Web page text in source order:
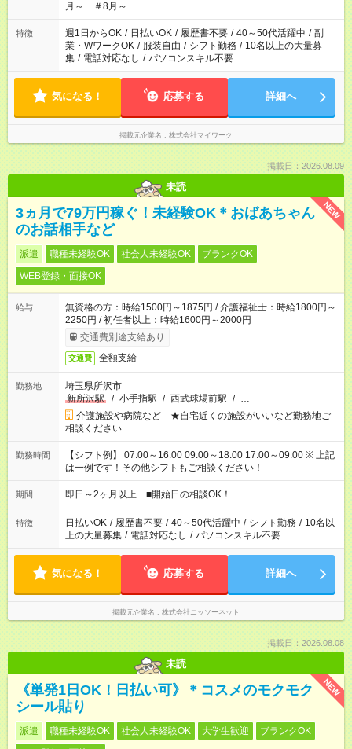
月～ ＃8月～
特徴 週1日からOK / 日払いOK / 履歴書不要 / 40～50代活躍中 / 副
業・WワークOK / 服装自由 / シフト勤務 / 10名以上の大量募
集 / 電話対応なし / パソコンスキル不要
気になる！ 応募する 詳細へ
掲載元企業名 株式会社マイワーク
掲載日：2026.08.09
未読
NEW
3ヵ月で79万円稼ぐ！未経験OK＊おばあちゃん
のお話相手など
派遣 職種未経験OK 社会人未経験OK
ブランクOK
WEB登録・面接OK
給与
無資格の方：時給1500円～1875円 / 介護福祉士：時給1800円～
2250円 / 初任者以上：時給1600円～2000円
交通費別途支給あり
交通費 全額支給
勤務地
埼玉県所沢市
新所沢駅
/ 小手指駅 / 西武球場前駅 / …
介護施設や病院など ★自宅近くの施設がいいなど勤務地ご
相談ください
勤務時間
【シフト例】 07:00～16:00 09:00～18:00 17:00～09:00 ※ 上記
は一例です！その他シフトもご相談ください！
期間 即日～2ヶ月以上 ■開始日の相談OK！
特徴 日払いOK / 履歴書不要 / 40～50代活躍中 / シフト勤務 / 10名以
上の大量募集 / 電話対応なし / パソコンスキル不要
気になる！ 応募する 詳細へ
掲載元企業名 株式会社ニッソーネット
掲載日：2026.08.08
未読
NEW
《単発1日OK！日払い可》＊コスメのモクモク
シール貼り
派遣 職種未経験OK 社会人未経験OK 大学生歓迎
ブランクOK